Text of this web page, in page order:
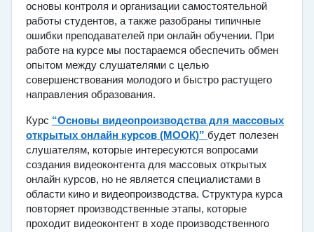
основы контроля и организации самостоятельной
работы студентов, а также разобраны типичные
ошибки преподавателей при онлайн обучении. При
работе на курсе мы постараемся обеспечить обмен
опытом между слушателями с целью
совершенствования молодого и быстро растущего
направления образования.
Курс “Основы видеопроизводства для массовых
открытых онлайн курсов (МООК)” будет полезен
слушателям, которые интересуются вопросами
создания видеоконтента для массовых открытых
онлайн курсов, но не является специалистами в
области кино и видеопроизводства. Структура курса
повторяет производственные этапы, которые
проходит видеоконтент в ходе производственного